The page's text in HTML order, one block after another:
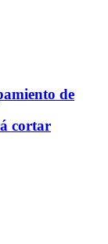
de
cortar